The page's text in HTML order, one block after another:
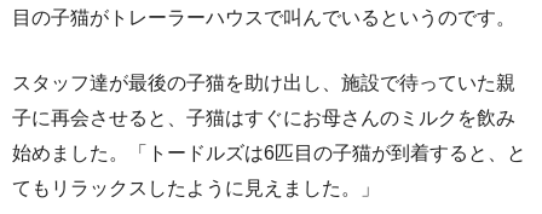
目の子猫がトレーラーハウスで叫んでいるというのです。
スタッフ達が最後の子猫を助け出し、施設で待っていた親
子に再会させると、子猫はすぐにお母さんのミルクを飲み
始めました。「トードルズは6匹目の子猫が到着すると、と
てもリラックスしたように見えました。」